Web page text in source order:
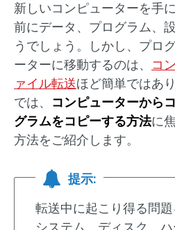
新しいコンピューターを手
前にデータ、プログラム、
うでしょう。しかし、プロ
ーターに移動するのは、 コ
ァイル転送ほど簡単ではあ
では、 コンピューターから
グラムをコピーする方法に
方法をご紹介します。
提示:
転送中に起こり得る問題
システム、ディスク、